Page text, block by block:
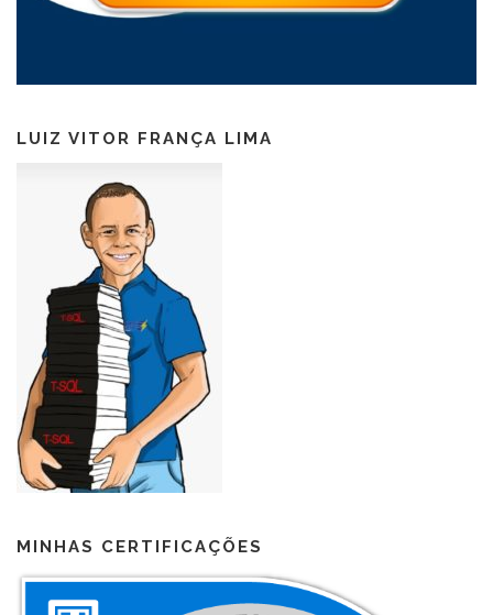
LUIZ VITOR FRANÇA LIMA
MINHAS CERTIFICAÇÕES